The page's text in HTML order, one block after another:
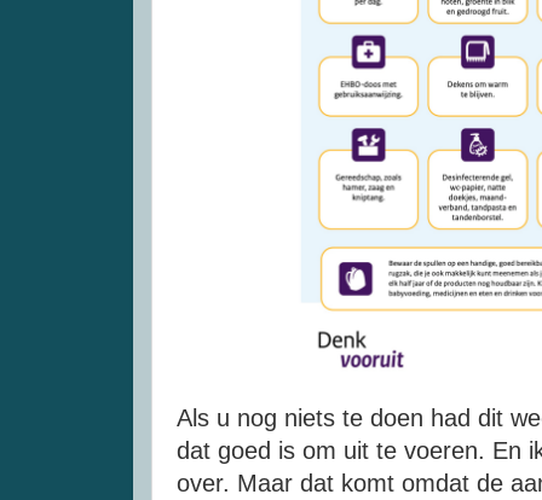
Als u nog niets te doen had dit
dat goed is om uit te voeren. En
over. Maar dat komt omdat de